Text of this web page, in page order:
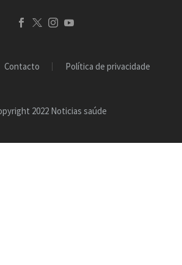
Contacto Política de privacidade
2022 Noticias saúde